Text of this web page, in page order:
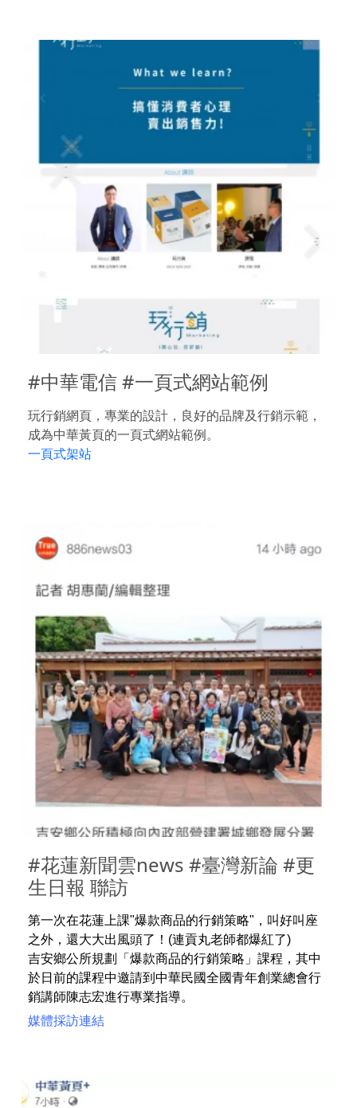
#中華電信 #一頁式網站範例
玩行銷網頁，專業的設計，良好的品牌及行銷示範，
成為中華黃頁的一頁式網站範例。
一頁式架站
#花蓮新聞雲news #臺灣新論 #更
生日報 聯訪
第一次在花蓮上課"爆款商品的行銷策略"，叫好叫座
之外，還大大出風頭了！(連貢丸老師都爆紅了)
吉安鄉公所規劃「爆款商品的行銷策略」課程，其中
於日前的課程中邀請到中華民國全國青年創業總會行
銷講師陳志宏進行專業指導。
媒體採訪連結